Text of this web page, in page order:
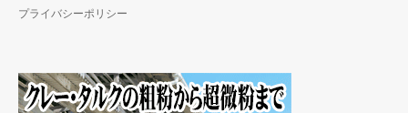
プライバシーポリシー